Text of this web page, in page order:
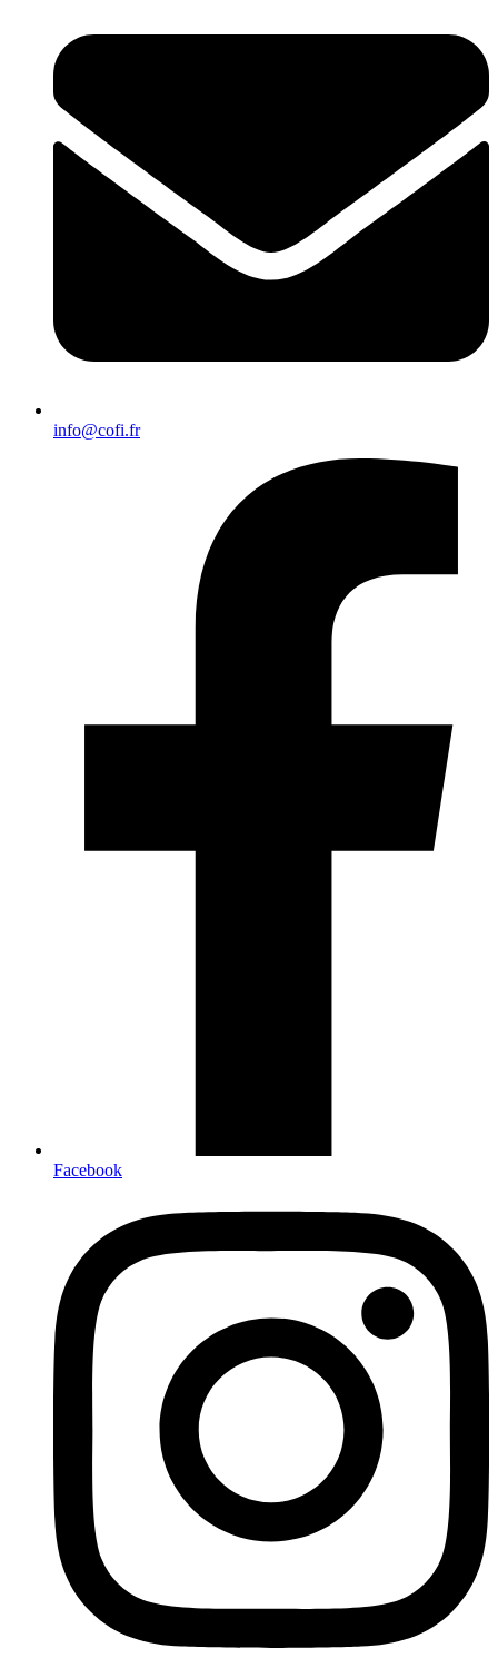
info@cofi.fr
Facebook